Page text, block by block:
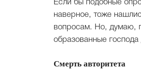
Если бы подобные
наверное, тоже
вопросам. Но, думаю,
образованные
Смерть авторитета